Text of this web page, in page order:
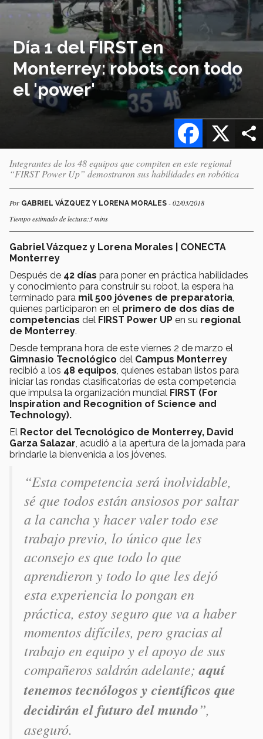
Día 1 del FIRST en
Monterrey: robots con todo
el 'power'
X
Facebook
Integrantes de los 48 equipos que compiten en este regional
“FIRST Power Up” demostraron sus habilidades en robótica
Por GABRIEL VÁZQUEZ Y LORENA MORALES - 02/03/2018
Tiempo estimado de lectura:3 mins
Gabriel Vázquez y Lorena Morales | CONECTA
Monterrey
Después de 42 días para poner en práctica habilidades
y conocimiento para construir su robot, la espera ha
terminado para mil 500 jóvenes de preparatoria
quienes participaron en el primero de dos días de
competencias del FIRST Power UP en su regional
de Monterrey.
Desde temprana hora de este viernes 2 de marzo el
Gimnasio Tecnológico del Campus Monterrey
recibió a los 48 equipos , quienes estaban listos para
iniciar las rondas clasificatorias de esta competencia
que impulsa la organización mundial FIRST (For
Inspiration and Recognition of Science and
Technology).
El Rector del Tecnológico de Monterrey, David
Garza Salazar , acudió a la apertura de la jornada para
brindarle la bienvenida a los jóvenes.
“Esta competencia será inolvidable,
sé que todos están ansiosos por saltar
a la cancha y hacer valer todo ese
trabajo previo, lo único que les
aconsejo es que todo lo que
aprendieron y todo lo que les dejó
esta experiencia lo pongan en
práctica, estoy seguro que va a haber
momentos difíciles, pero gracias al
trabajo en equipo y el apoyo de sus
compañeros saldrán adelante;aquí
tenemos tecnólogos y científicos que
decidirán el futuro del mundo”,
aseguró.